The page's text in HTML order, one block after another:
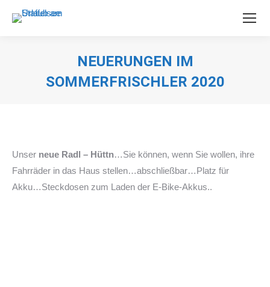
NEUERUNGEN IM
SOMMERFRISCHLER 2020
Unser neue Radl – Hüttn…Sie können, wenn Sie wollen, ihre
Fahrräder in das Haus stellen…abschließbar…Platz für
Akku…Steckdosen zum Laden der E-Bike-Akkus..